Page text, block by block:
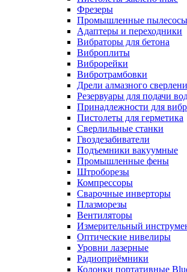
Фрезеры
Промышленные пылесосы
Адаптеры и переходники
Вибраторы для бетона
Виброплиты
Виброрейки
Вибротрамбовки
Дрели алмазного
Резервуары для подачи
Принадлежности для
Пистолеты для герметика
Сверлильные станки
Гвоздезабиватели
Подъемники вакуумные
Промышленные фены
Штроборезы
Компрессоры
Сварочные инверторы
Плазморезы
Вентиляторы
Измерительный
Оптические нивелиры
Уровни лазерные
Радиоприёмники
Колонки портативные